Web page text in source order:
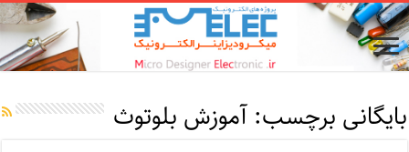
بایگانی برچسب:آموزش بلوتوث